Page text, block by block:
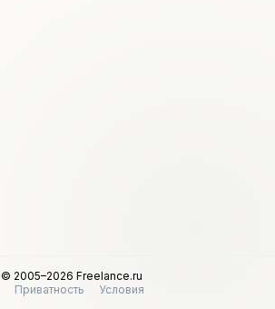
© 2005–2026 Freelance.ru
Приватность
Условия